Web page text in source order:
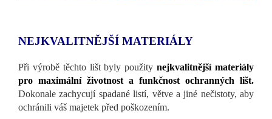
NEJKVALITNĚJŠÍ MATERIÁLY
Při výrobě těchto lišt byly použitynejkvalitnější materiály
pro maximální životnost a funkčnost ochranných lišt.
Dokonale zachycují spadané listí, větve a jiné nečistoty, aby
ochránili váš majetek před poškozením.